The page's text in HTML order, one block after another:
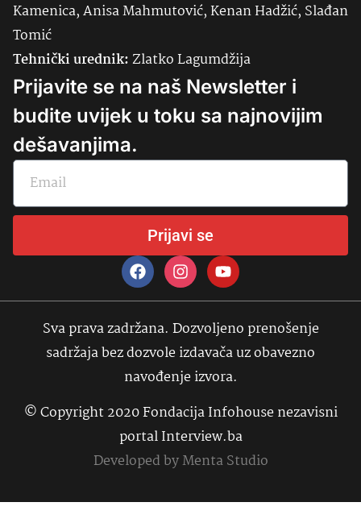
Kamenica, Anisa Mahmutović, Kenan Hadžić, Slađan
Tomić
Tehnički urednik:Zlatko Lagumdžija
Prijavite se na naš Newsletter i
budite uvijek u toku sa najnovijim
dešavanjima.
Prijavi se
Sva prava zadržana. Dozvoljeno prenošenje
sadržaja bez dozvole izdavača uz obavezno
navođenje izvora.
© Copyright 2020 Fondacija Infohouse nezavisni
portal Interview.ba
Developed byMenta Studio